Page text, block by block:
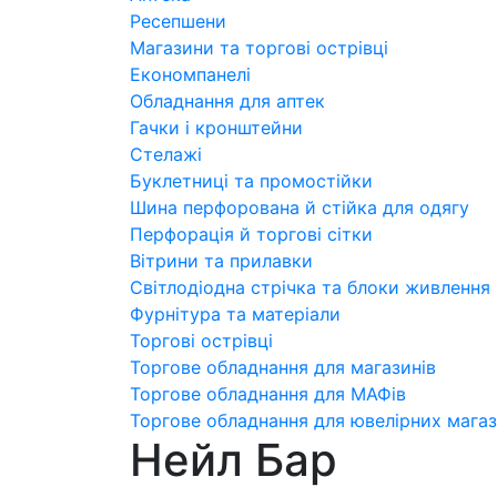
Ресепшени
Магазини та торгові острівці
Економпанелі
Обладнання для аптек
Гачки і кронштейни
Стелажі
Буклетниці та промостійки
Шина перфорована й стійка для одягу
Перфорація й торгові сітки
Вітрини та прилавки
Світлодіодна стрічка та блоки живлення
Фурнітура та матеріали
Торгові острівці
Торгове обладнання для магазинів
Торгове обладнання для МАФів
Торгове обладнання для ювелірних
Нейл Бар